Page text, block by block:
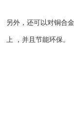
另外，还可以对铜合
上 ，并且节能环保。